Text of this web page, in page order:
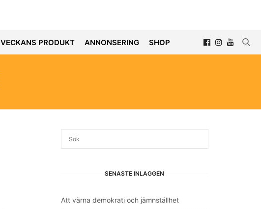
VECKANS PRODUKT ANNONSERING SHOP
SENASTE INLÄGGEN
Att värna demokrati och jämnställhet